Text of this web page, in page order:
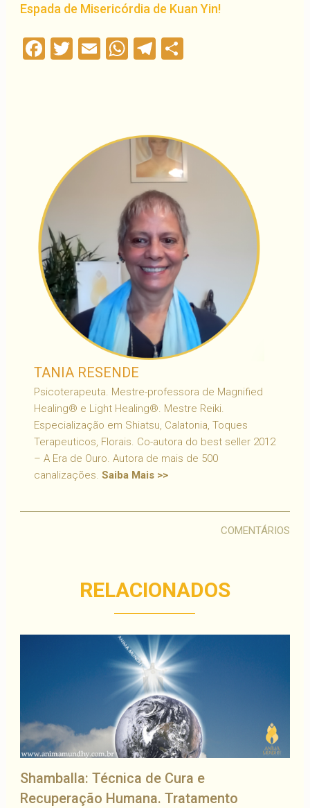
Espada de Misericórdia de Kuan Yin!
Facebook
Twitter
EmailWhatsApp
Telegram
TANIA RESENDE
Psicoterapeuta. Mestre-professora de Magnified
Healing® e Light Healing®. Mestre Reiki.
Especialização em Shiatsu, Calatonia, Toques
Terapeuticos, Florais. Co-autora do best seller 2012
– A Era de Ouro. Autora de mais de 500
canalizações. Saiba Mais >>
COMENTÁRIOS
RELACIONADOS
Shamballa: Técnica de Cura e
Recuperação Humana. Tratamento